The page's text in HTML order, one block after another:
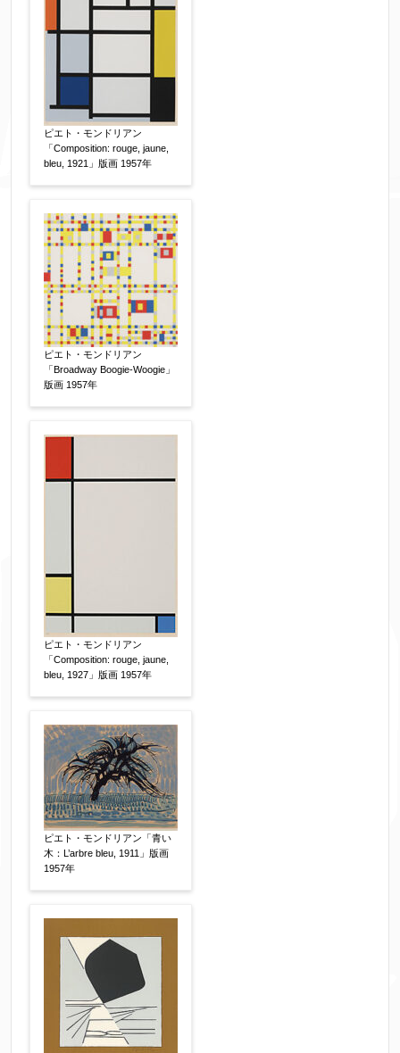
り暗号化して送信されます。
ピエト・モンドリアン
「Composition: rouge, jaune,
bleu, 1921」版画 1957年
ピエト・モンドリアン
「Broadway Boogie-Woogie」
版画 1957年
ピエト・モンドリアン
「Composition: rouge, jaune,
bleu, 1927」版画 1957年
ピエト・モンドリアン「青い
木：L’arbre bleu, 1911」版画
1957年